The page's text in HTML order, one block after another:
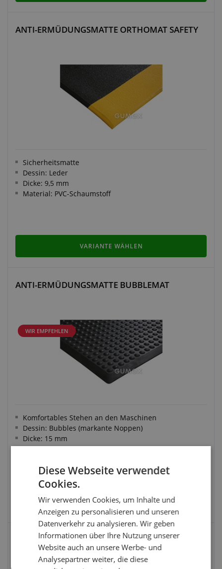
ANTI-ERMÜDUNGSMATTE ORTHOMAT SAFETY
Sicherheitsmatte
Dessin: Leder
Dicke: 9,5 mm
Material: PVC-Schaumstoff
VARIANTE WÄHLEN
ANTI-ERMÜDUNGSMATTE BUBBLEMAT
WIR EMPFEHLEN
Komfortables Stehen an den Maschinen
Dessin: Bubbles (markante Noppen)
Dicke: 15 mm
Material: NR, Anlaufkante
VARIANTE WÄHLEN
EINGANGSMATTE RINGO OCTOMAT PLUS -
KLEINERES FORMAT
Diese Webseite verwendet
Cookies.
Wir verwenden Cookies, um Inhalte und
Anzeigen zu personalisieren und unseren
Datenverkehr zu analysieren. Wir geben
Informationen über Ihre Nutzung unserer
Website auch an unsere Werbe- und
Analysepartner weiter, die diese